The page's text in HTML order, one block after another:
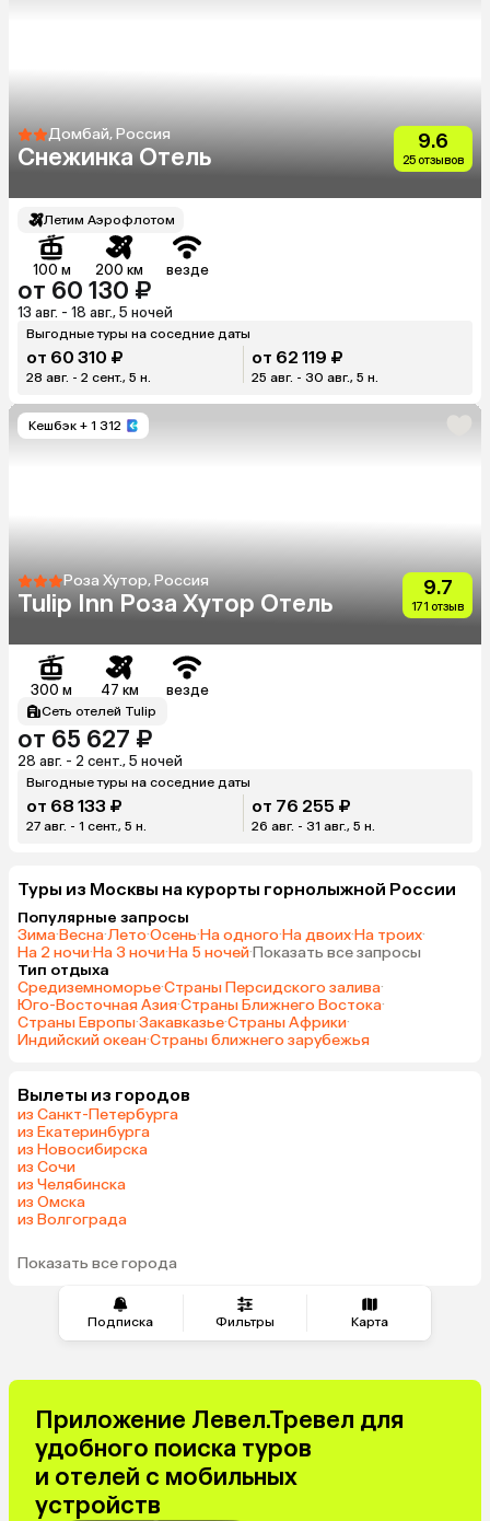
Подписка Фильтры Карта
Домбай, Россия
Снежинка Отель
9.6
25 отзывов
Летим Аэрофлотом
100 м 200 км везде
от 60 130 ₽
13 авг. - 18 авг., 5 ночей
Выгодные туры на соседние даты
от 60 310 ₽
28 авг. - 2 сент., 5 н.
от 62 119 ₽
25 авг. - 30 авг., 5 н.
Кешбэк + 1 312
Роза Хутор, Россия
Tulip Inn Роза Хутор Отель
9.7
171 отзыв
300 м 47 км везде
Сеть отелей Tulip
от 65 627 ₽
28 авг. - 2 сент., 5 ночей
Выгодные туры на соседние даты
от 68 133 ₽
27 авг. - 1 сент., 5 н.
от 76 255 ₽
26 авг. - 31 авг., 5 н.
Туры из Москвы на курорты горнолыжной России
Популярные запросы
Зима·Весна·Лето·Осень·На одного·На двоих·На троих·
На 2 ночи·На 3 ночи·На 5 ночей·Показать все запросы
Тип отдыха
Средиземноморье·Страны Персидского залива·
Юго-Восточная Азия·Страны Ближнего Востока·
Страны Европы·Закавказье·Страны Африки·
Индийский океан·Страны ближнего зарубежья
Вылеты из городов
из Санкт-Петербурга
из Екатеринбурга
из Новосибирска
из Сочи
из Челябинска
из Омска
из Волгограда
Показать все города
Приложение Левел.Тревел для
удобного поиска туров
и отелей с мобильных
устройств